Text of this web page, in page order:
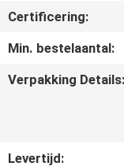
Certificering:
Min. bestelaantal:
Verpakking Details:
Levertijd: